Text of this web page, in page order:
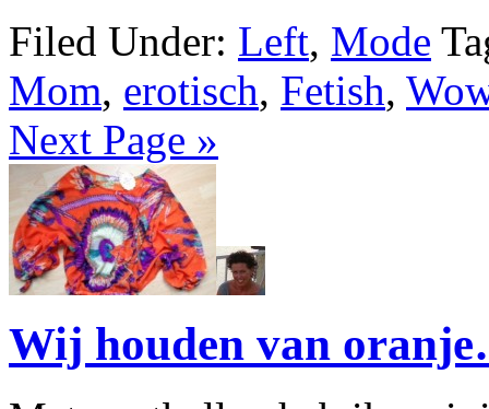
Filed Under: Left, Mode
Mom, erotisch, Fetish,
Next Page »
Wij houden van